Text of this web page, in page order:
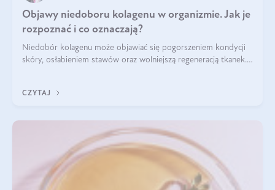
Objawy niedoboru kolagenu w organizmie. Jak je
rozpoznać i co oznaczają?
Niedobór kolagenu może objawiać się pogorszeniem kondycji
skóry, osłabieniem stawów oraz wolniejszą regeneracją tkanek.
osłabienie włosów.
CZYTAJ